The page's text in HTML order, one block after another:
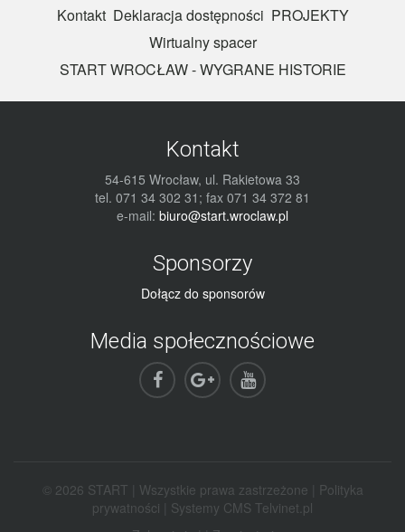
Kontakt Deklaracja dostępności PROJEKTY
Wirtualny spacer
START WROCŁAW - WYGRANE HISTORIE
Kontakt
54-615 Wrocław, ul. Rakietowa 33
tel. 071 34 302 31; fax 071 34 372 81
e-mail: biuro@start.wroclaw.pl
Sponsorzy
Dołącz do sponsorów
Media społecznościowe
© 2026 START | Wszystkie prawa zastrzeżone |
Polityka
prywatności
Systemy CMS Telvinet.pl